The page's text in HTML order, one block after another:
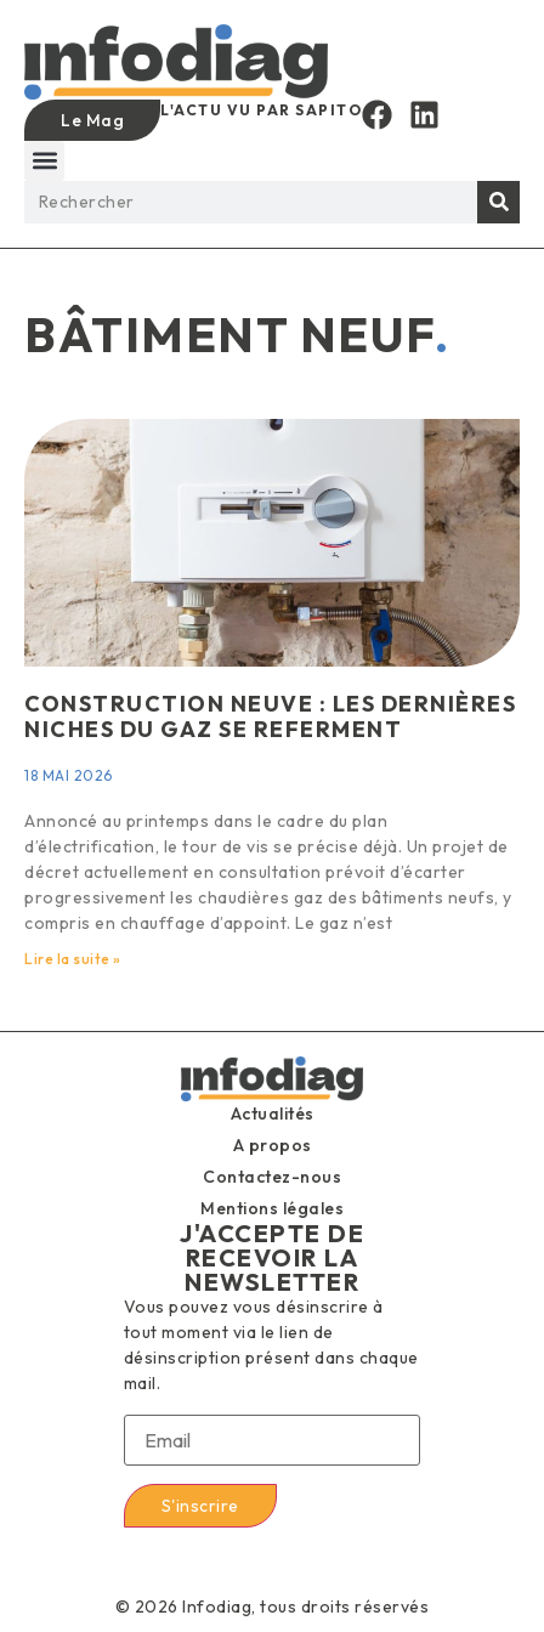
Le Mag L'ACTU VU PAR SAPITO
BÂTIMENT NEUF.
CONSTRUCTION NEUVE : LES DERNIÈRES
NICHES DU GAZ SE REFERMENT
18 MAI 2026
Annoncé au printemps dans le cadre du plan
d’électrification, le tour de vis se précise déjà. Un projet de
décret actuellement en consultation prévoit d’écarter
progressivement les chaudières gaz des bâtiments neufs, y
compris en chauffage d’appoint. Le gaz n’est
Lire la suite »
Actualités
A propos
Contactez-nous
Mentions légales
J'ACCEPTE DE
RECEVOIR LA
NEWSLETTER
Vous pouvez vous désinscrire à
tout moment via le lien de
désinscription présent dans chaque
mail.
© 2026 Infodiag, tous droits réservés